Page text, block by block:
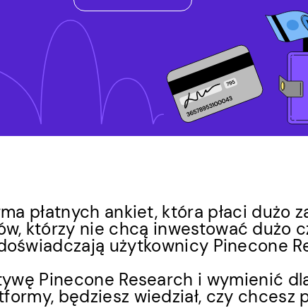
płatnych ankiet, która płaci dużo
którzy nie chcą inwestować dużo
użytkownicy Pinecone
Pinecone Research i wymienić
będziesz wiedział, czy chcesz